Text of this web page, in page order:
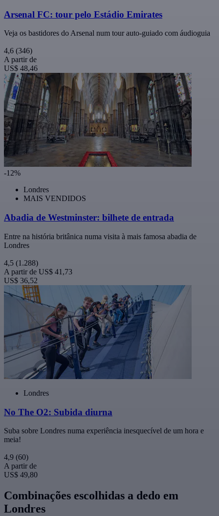
Arsenal FC: tour pelo Estádio Emirates
Veja os bastidores do Arsenal num tour auto-guiado com áudioguia
4,6 (346)
A partir de
US$ 48,46
-12%
Londres
MAIS VENDIDOS
Abadia de Westminster: bilhete de entrada
Entre na história britânica numa visita à mais famosa abadia de
Londres
4,5 (1.288)
A partir de US$ 41,73
US$ 36,52
Londres
No The O2: Subida diurna
Suba sobre Londres numa experiência inesquecível de um hora e
meia!
4,9 (60)
A partir de
US$ 49,80
Combinações escolhidas a dedo em
Londres